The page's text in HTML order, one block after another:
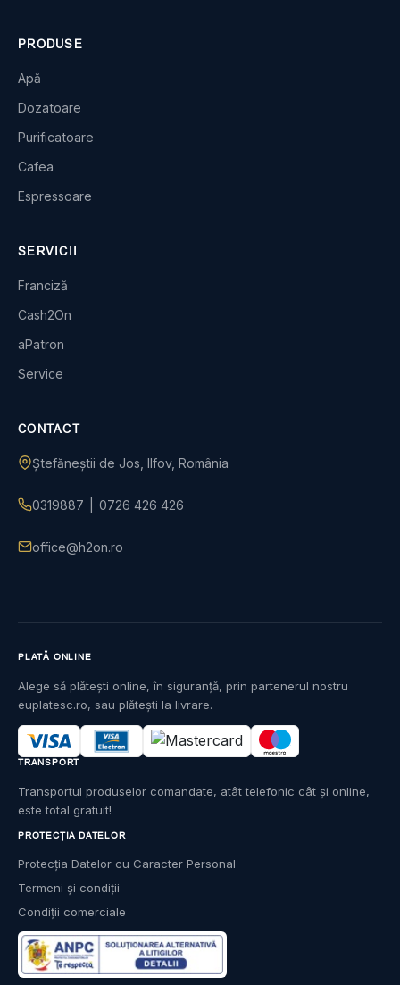
PRODUSE
Apă
Dozatoare
Purificatoare
Cafea
Espressoare
SERVICII
Franciză
Cash2On
aPatron
Service
CONTACT
Ștefăneștii de Jos, Ilfov, România
0319887 0726 426 426
office@h2on.ro
PROTECȚIA DATELOR
Protecția Datelor cu Caracter Personal
Termeni și condiții
Condiții comerciale
PLATĂ ONLINE
Alege să plătești online, în siguranță, prin partenerul nostru
euplatesc.ro, sau plătești la livrare.
TRANSPORT
Transportul produselor comandate, atât telefonic cât și online,
este total gratuit!